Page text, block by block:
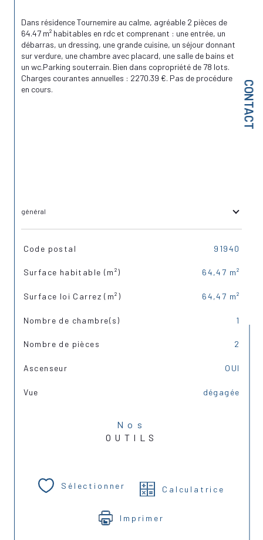
CONTACT
Dans résidence Tournemire au calme, agréable 2 pièces de
64.47 m² habitables en rdc et comprenant : une entrée, un
débarras, un dressing, une grande cuisine, un séjour donnant
sur verdure, une chambre avec placard, une salle de bains et
un wc.Parking souterrain. Bien dans copropriété de 78 lots.
Charges courantes annuelles : 2270.39 €. Pas de procédure
en cours.
général
TRAD_SIROCCO_Caracteristique
Code postal 91940
Surface habitable (m²) 64,47 m²
Surface loi Carrez (m²) 64,47 m²
Nombre de chambre(s) 1
Nombre de pièces 2
Ascenseur OUI
Vue dégagée
Nos
OUTILS
Sélectionner Calculatrice
Imprimer